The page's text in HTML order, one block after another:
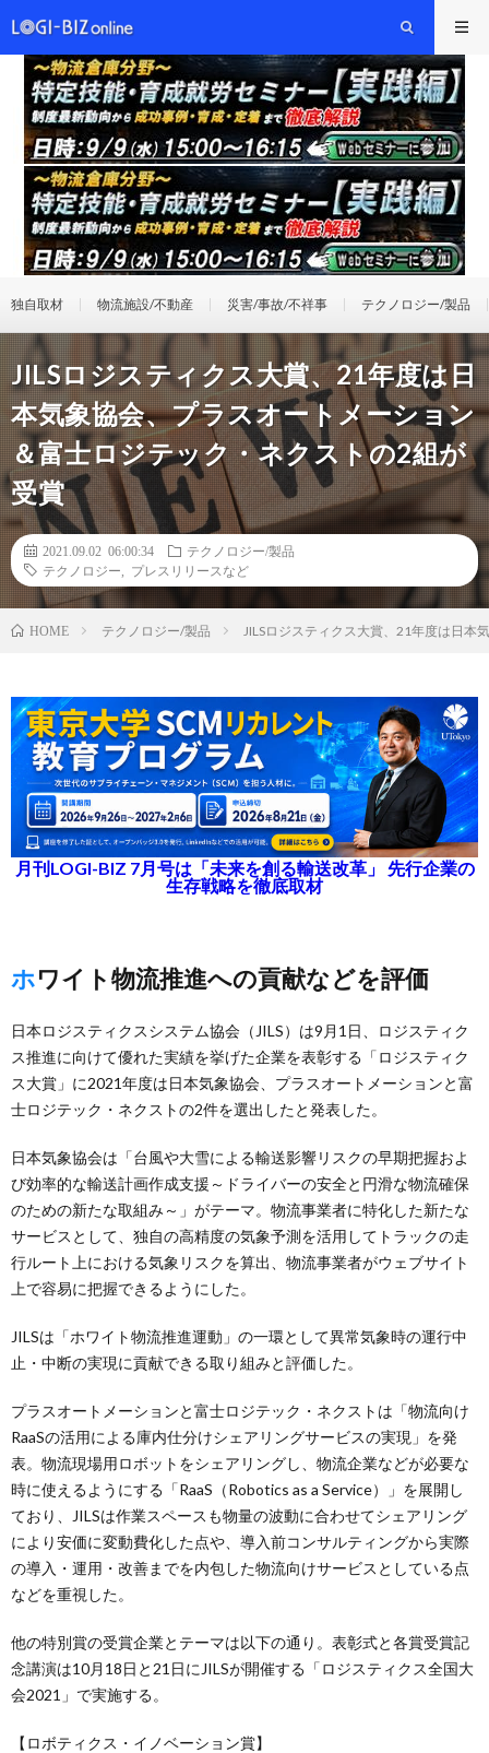
独自取材 物流施設/不動産 災害/事故/不祥事 テクノロジー/製品
JILSロジスティクス大賞、21年度は日
本気象協会、プラスオートメーション
＆富士ロジテック・ネクストの2組が
受賞
2021.09.02 06:00:34
テクノロジー/製品
テクノロジー
プレスリリースなど
HOME テクノロジー/製品 JILSロジスティクス大賞、21年度は日本
月刊LOGI-BIZ 7月号は「未来を創る輸送改革」 先行企業の
生存戦略を徹底取材
ホワイト物流推進への貢献などを評価
日本ロジスティクスシステム協会（JILS）は9月1日、ロジスティク
ス推進に向けて優れた実績を挙げた企業を表彰する「ロジスティク
ス大賞」に2021年度は日本気象協会、プラスオートメーションと富
士ロジテック・ネクストの2件を選出したと発表した。
日本気象協会は「台風や大雪による輸送影響リスクの早期把握およ
び効率的な輸送計画作成支援～ドライバーの安全と円滑な物流確保
のための新たな取組み～」がテーマ。物流事業者に特化した新たな
サービスとして、独自の高精度の気象予測を活用してトラックの走
行ルート上における気象リスクを算出、物流事業者がウェブサイト
上で容易に把握できるようにした。
JILSは「ホワイト物流推進運動」の一環として異常気象時の運行中
止・中断の実現に貢献できる取り組みと評価した。
プラスオートメーションと富士ロジテック・ネクストは「物流向け
RaaSの活用による庫内仕分けシェアリングサービスの実現」を発
表。物流現場用ロボットをシェアリングし、物流企業などが必要な
時に使えるようにする「RaaS（Robotics as a Service）」を展開し
ており、JILSは作業スペースも物量の波動に合わせてシェアリング
により安価に変動費化した点や、導入前コンサルティングから実際
の導入・運用・改善までを内包した物流向けサービスとしている点
などを重視した。
他の特別賞の受賞企業とテーマは以下の通り。表彰式と各賞受賞記
念講演は10月18日と21日にJILSが開催する「ロジスティクス全国大
会2021」で実施する。
【ロボティクス・イノベーション賞】